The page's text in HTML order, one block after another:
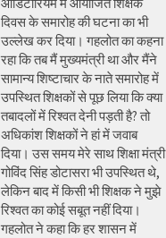
दिवस के समारोह की घटना का भी
उल्लेख कर दिया। गहलोत का कहना
रहा कि तब मैं मुख्यमंत्री था और मैंने
सामान्य शिष्टाचार के नाते समारोह में
उपस्थित शिक्षकों से पूछ लिया कि क्या
तबादलों में रिश्वत देनी पड़ती है? तो
अधिकांश शिक्षकों ने हां में जवाब
दिया। उस समय मेरे साथ शिक्षा मंत्री
गोविंद सिंह डोटासरा भी उपस्थित थे,
लेकिन बाद में किसी भी शिक्षक ने मुझे
रिश्वत का कोई सबूत नहीं दिया।
गहलोत ने कहा कि हर शासन में